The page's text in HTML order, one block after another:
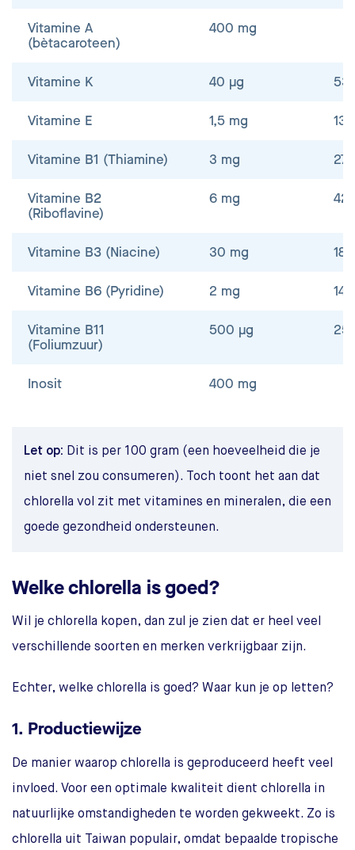
Vitamine A
(bètacaroteen)
400 mg
Vitamine K 40 μg
Vitamine E 1,5 mg
Vitamine B1 (Thiamine) 3 mg
Vitamine B2
(Riboflavine)
6 mg
Vitamine B3 (Niacine) 30 mg
Vitamine B6 (Pyridine) 2 mg
Vitamine B11
(Foliumzuur)
500 μg
Inosit 400 mg
Let op: Dit is per 100 gram (een hoeveelheid die je
niet snel zou consumeren). Toch toont het aan dat
chlorella vol zit met vitamines en mineralen, die een
goede gezondheid ondersteunen.
Welke chlorella is goed?
Wil je chlorella kopen, dan zul je zien dat er heel veel
verschillende soorten en merken verkrijgbaar zijn.
Echter, welke chlorella is goed? Waar kun je op letten?
1. Productiewijze
De manier waarop chlorella is geproduceerd heeft veel
invloed. Voor een optimale kwaliteit dient chlorella in
natuurlijke omstandigheden te worden gekweekt. Zo is
chlorella uit Taiwan populair, omdat bepaalde tropische